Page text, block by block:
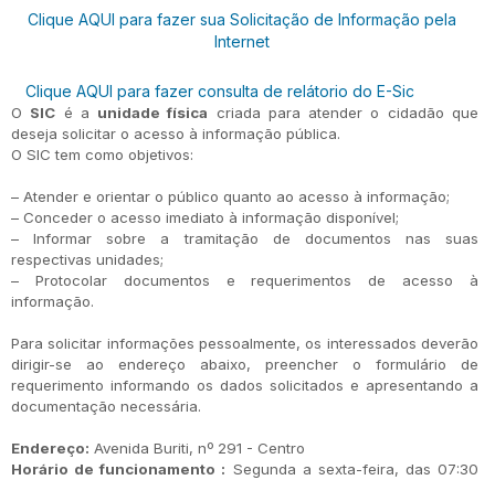
Clique AQUI para fazer sua Solicitação de Informação pela
Internet
Clique AQUI para fazer consulta de relátorio do E-Sic
O SIC é a unidade física criada para atender o cidadão que
deseja solicitar o acesso à informação pública.
O SIC tem como objetivos:
– Atender e orientar o público quanto ao acesso à informação;
– Conceder o acesso imediato à informação disponível;
– Informar sobre a tramitação de documentos nas suas
respectivas unidades;
– Protocolar documentos e requerimentos de acesso à
informação.
Para solicitar informações pessoalmente, os interessados deverão
dirigir-se ao endereço abaixo, preencher o formulário de
requerimento informando os dados solicitados e apresentando a
documentação necessária.
Endereço: Avenida Buriti, nº 291 - Centro
Horário de funcionamento : Segunda a sexta-feira, das 07:30